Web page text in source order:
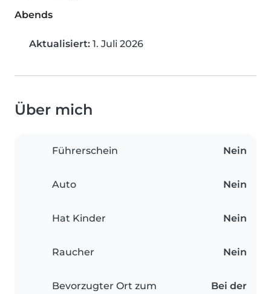
Abends
Aktualisiert: 1. Juli 2026
Über mich
Führerschein Nein
Auto Nein
Hat Kinder Nein
Raucher Nein
Bevorzugter Ort zum
Bei der